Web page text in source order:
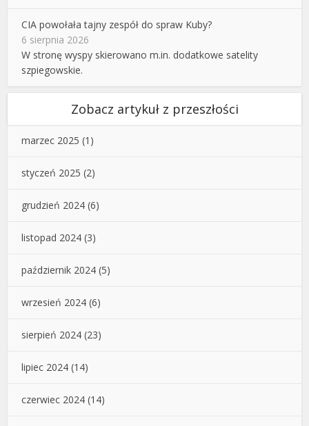
CIA powołała tajny zespół do spraw Kuby?
6 sierpnia 2026
W stronę wyspy skierowano m.in. dodatkowe satelity
szpiegowskie.
Zobacz artykuł z przeszłości
marzec 2025 (1)
styczeń 2025 (2)
grudzień 2024 (6)
listopad 2024 (3)
październik 2024 (5)
wrzesień 2024 (6)
sierpień 2024 (23)
lipiec 2024 (14)
czerwiec 2024 (14)